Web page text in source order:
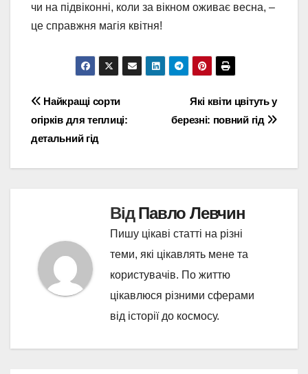
чи на підвіконні, коли за вікном оживає весна, –
це справжня магія квітня!
Навігація
записів
Які квіти цвітуть у
березні: повний гід
Найкращі сорти
огірків для теплиці:
детальний гід
ВідПавло Левчин
Пишу цікаві статті на різні
теми, які цікавлять мене та
користувачів. По життю
цікавлюся різними сферами
від історії до космосу.